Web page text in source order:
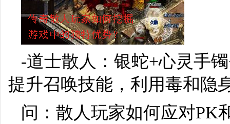
-道士散人：银蛇+心灵手
提升召唤技能，利用毒和隐
问：散人玩家如何应对PK